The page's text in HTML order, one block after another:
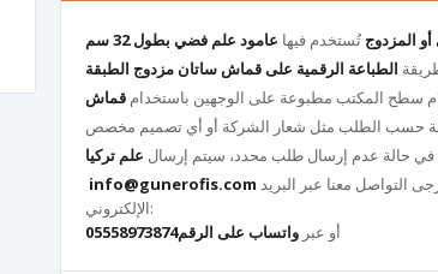
المزدوج تُستخدم فيها عامود علم فضي بطول 32 سم
الطباعة الرقمية على قماش ساتان مزدوج الطبقة
سطح المكتب مطبوعة على الوجهين باستخدام قماش
في حالة عدم إرسال طلب محدد، سيتم إرسال علم تركيا
info@gunerofis.com
الإلكتروني:
أو عبر واتساب على الرقم05558973874